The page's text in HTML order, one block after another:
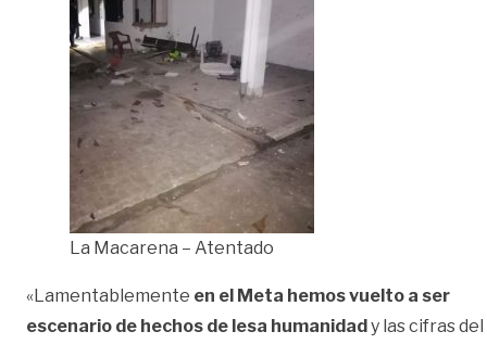
La Macarena – Atentado
«Lamentablemente en el Meta hemos vuelto a ser
escenario de hechos de lesa humanidady las cifras del